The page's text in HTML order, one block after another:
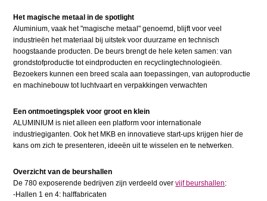
Het magische metaal in de spotlight
Aluminium, vaak het "magische metaal" genoemd, blijft voor veel
industrieën het materiaal bij uitstek voor duurzame en technisch
hoogstaande producten. De beurs brengt de hele keten samen: van
grondstofproductie tot eindproducten en recyclingtechnologieën.
Bezoekers kunnen een breed scala aan toepassingen, van autoproductie
en machinebouw tot luchtvaart en verpakkingen verwachten
Een ontmoetingsplek voor groot en klein
ALUMINIUM is niet alleen een platform voor internationale
industriegiganten. Ook het MKB en innovatieve start-ups krijgen hier de
kans om zich te presenteren, ideeën uit te wisselen en te netwerken.
Overzicht van de beurshallen
De 780 exposerende bedrijven zijn verdeeld overvijf beurshallen:
-Hallen 1 en 4: halffabricaten